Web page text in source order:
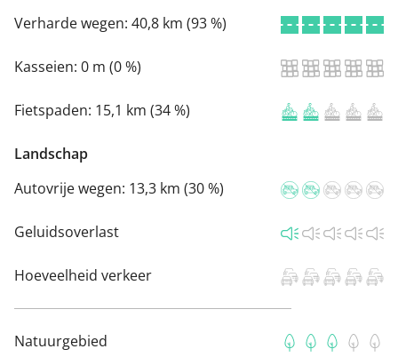
Verharde wegen: 40,8 km (93 %)
Kasseien: 0 m (0 %)
Fietspaden: 15,1 km (34 %)
Landschap
Autovrije wegen: 13,3 km (30 %)
Geluidsoverlast
Hoeveelheid verkeer
Natuurgebied